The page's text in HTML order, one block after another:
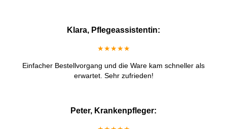
Klara, Pflegeassistentin:
★★★★★
Einfacher Bestellvorgang und die Ware kam schneller als
erwartet. Sehr zufrieden!
Peter, Krankenpfleger: